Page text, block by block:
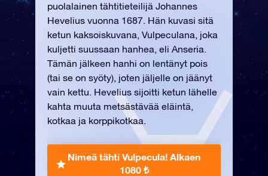
puolalainen tähtitieteilijä Johannes
Hevelius vuonna 1687. Hän kuvasi sitä
ketun kaksoiskuvana, Vulpeculana, joka
kuljetti suussaan hanhea, eli Anseria.
Tämän jälkeen hanhi on lentänyt pois
(tai se on syöty), joten jäljelle on jäänyt
vain kettu. Hevelius sijoitti ketun lähelle
kahta muuta metsästävää eläintä,
kotkaa ja korppikotkaa.
Nimeä tähti Vulpecula! Alkaen
1080 ₺